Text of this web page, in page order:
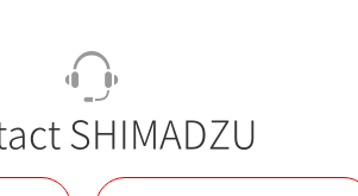
SHIMADZU